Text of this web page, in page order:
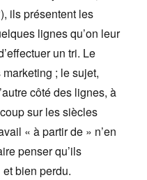
ils présentent les
lignes qu’on leur
un tri. Le
; le sujet,
côté des lignes, à
sur les siècles
« à partir de » n’en
penser qu’ils
bien perdu.